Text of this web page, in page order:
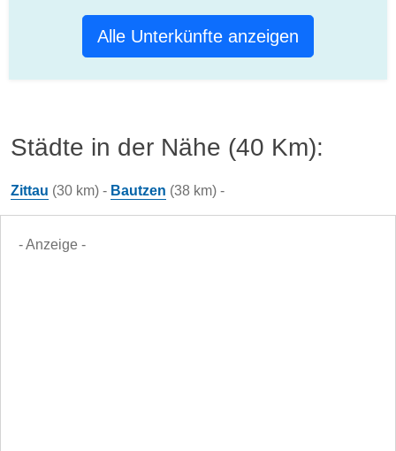
Alle Unterkünfte anzeigen
Städte in der Nähe (40 Km):
Zittau (30 km) - Bautzen (38 km) -
- Anzeige -